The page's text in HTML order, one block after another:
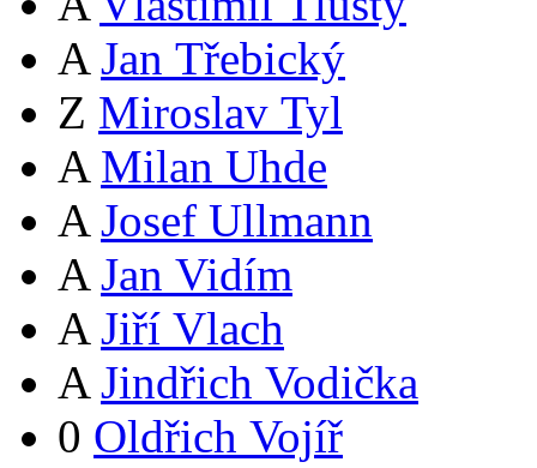
A Jan Třebický
Z Miroslav Tyl
A Milan Uhde
A Josef Ullmann
A Jan Vidím
A Jiří Vlach
A Jindřich Vodička
0 Oldřich Vojíř